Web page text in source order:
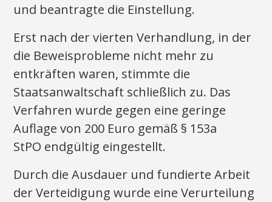
und beantragte die Einstellung.
Erst nach der vierten Verhandlung, in der
die Beweisprobleme nicht mehr zu
entkräften waren, stimmte die
Staatsanwaltschaft schließlich zu. Das
Verfahren wurde gegen eine geringe
Auflage von 200 Euro gemäß § 153a
StPO endgültig eingestellt.
Durch die Ausdauer und fundierte Arbeit
der Verteidigung wurde eine Verurteilung